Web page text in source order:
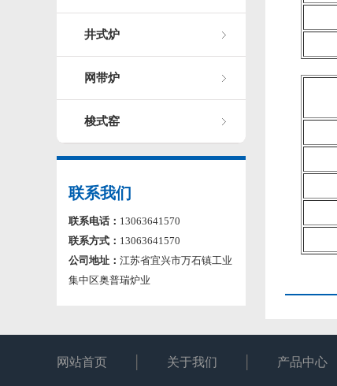
井式炉
网带炉
梭式窑
联系我们
联系电话： 13063641570
联系方式： 13063641570
公司地址： 江苏省宜兴市万石镇工业
集中区奥普瑞炉业
网站首页 关于我们 产品中心